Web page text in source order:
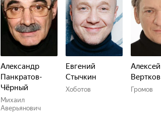
Александр
Панкратов-
Чёрный
Михаил
Аверьянович
Евгений
Стычкин
Хоботов
Алексей
Вертков
Громов